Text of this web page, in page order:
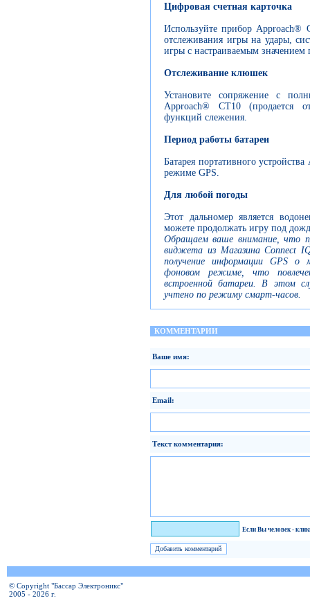
Цифровая счетная карточка
Используйте прибор Approach®
отслеживания игры на удары,
игры с настраиваемым значением
Отслеживание клюшек
Установите сопряжение с
Approach® CT10 (продается
функций слежения.
Период работы батареи
Батарея портативного
режиме GPS.
Для любой погоды
Этот дальномер является
можете продолжать игру под
Обращаем ваше внимание, что
виджета из Магазина Connect
получение информации GPS о
фоновом режиме, что
встроенной батареи. В этом
учтено по режиму смарт-часов.
КОММЕНТАРИИ
Ваше имя:
Email:
Текст комментария:
Если Вы человек -
© Copyright "Бассар Электроникс"
2005 - 2026 г.